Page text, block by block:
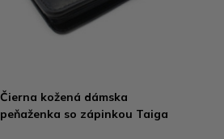
Čierna kožená dámska
peňaženka so zápinkou Taiga